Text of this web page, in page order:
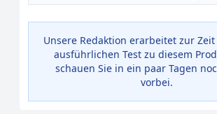
Unsere Redaktion erarbeitet zur
ausführlichen Test zu diesem
schauen Sie in ein paar Tagen
vorbei.